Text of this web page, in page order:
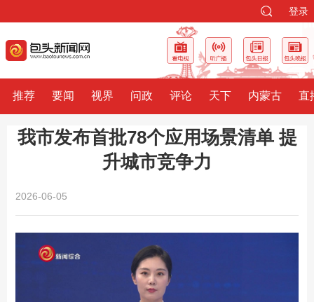
登录
推荐 要闻 视界 问政 评论 天下 内蒙古 直
我市发布首批78个应用场景清单 提
升城市竞争力
2026-06-05